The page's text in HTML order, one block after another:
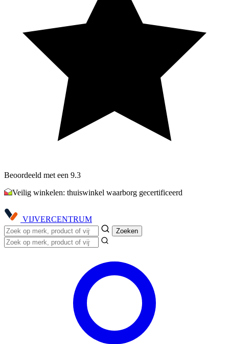
Beoordeeld met een 9.3
Veilig winkelen: thuiswinkel waarborg gecertificeerd
VIJVERCENTRUM
Zoeken